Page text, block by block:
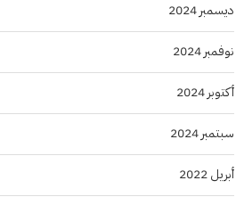
ديسمبر 2024
نوفمبر 2024
أكتوبر 2024
سبتمبر 2024
أبريل 2022